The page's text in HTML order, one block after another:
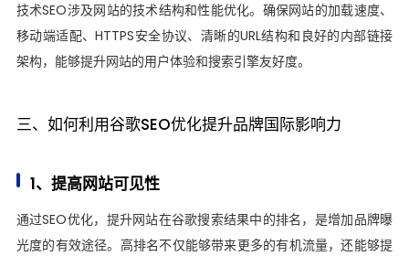
技术SEO涉及网站的技术结构和性能优化。确保网站的加载速度、
移动端适配、HTTPS安全协议、清晰的URL结构和良好的内部链接
架构，能够提升网站的用户体验和搜索引擎友好度。
三、如何利用谷歌SEO优化提升品牌国际影响力
1、提高网站可见性
通过SEO优化，提升网站在谷歌搜索结果中的排名，是增加品牌曝
光度的有效途径。高排名不仅能够带来更多的有机流量，还能够提